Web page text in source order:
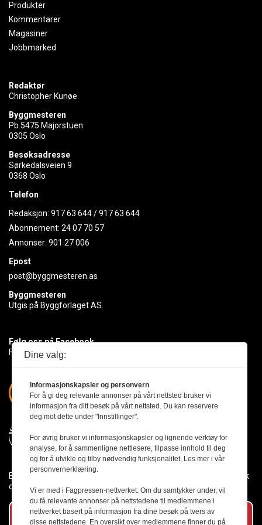
Produkter
Kommentarer
Magasiner
Jobbmarked
Redaktør
Christopher Kunøe
Byggmesteren
Pb 5475 Majorstuen
0305 Oslo
Besøksadresse
Sørkedalsveien 9
0368 Oslo
Telefon
Redaksjon: 917 63 644/917 63 644
Abonnement: 24 07 70 57
Annonser: 901 27 006
Epost
post@byggmesteren.as
Byggmesteren
Utgis på Byggforlaget AS.
Følg oss på Facebook
Få med deg det siste innen byggebransjen
Byggmesteren følger Vær Varsom-plakaten og presseetikken slik
den er nedfelt i Redaktørplakaten.
Abonner på vårt nyhetsbrev
Dine valg:
Informasjonskapsler og personvern
For å gi deg relevante annonser på vårt nettsted bruker vi
informasjon fra ditt besøk på vårt nettsted. Du kan reservere
deg mot dette under "Innstillinger".
For øvrig bruker vi informasjonskapsler og lignende verktøy for
analyse, for å sammenligne nettlesere, tilpasse innhold til deg
og for å utvikle og tilby nødvendig funksjonalitet. Les mer i vår
personvernerklæring.
Vi er med i Fagpressen-nettverket. Om du samtykker under, vil
du få relevante annonser på nettstedene til medlemmene i
nettverket basert på informasjon fra dine besøk på tvers av
disse nettstedene. En oversikt over medlemmene finner du på